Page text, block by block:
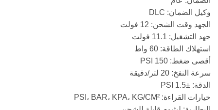
وكيل الضمان: DLC
الجهد وقت الشحن: 12 فولت
جهد التشغيل: 11.1 فولت
استهلاك الطاقة: 60 واط
أقصى ضغط: 150 PSI
سرعة النفخ: 20 لتر/دقيقة
الدقة: ±1.5 PSI
خيارات القراءة: PSI، BAR، KPA، KG/CM²